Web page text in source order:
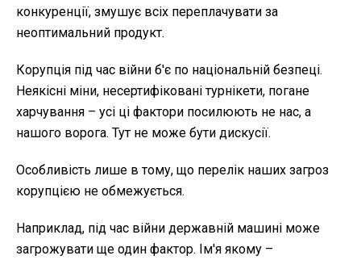
конкуренції, змушує всіх переплачувати за
неоптимальний продукт.
Корупція під час війни б'є по національній безпеці.
Неякісні міни, несертифіковані турнікети, погане
харчування – усі ці фактори посилюють не нас, а
нашого ворога. Тут не може бути дискусії.
Особливість лише в тому, що перелік наших загроз
корупцією не обмежується.
Наприклад, під час війни державній машині може
загрожувати ще один фактор. Ім'я якому –